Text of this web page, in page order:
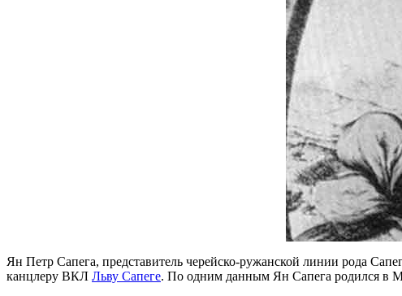
Ян Петр Сапега, представитель черейско-ружанской линии рода
канцлеру ВКЛ Льву Сапеге. По одним данным Ян Сапега родился в